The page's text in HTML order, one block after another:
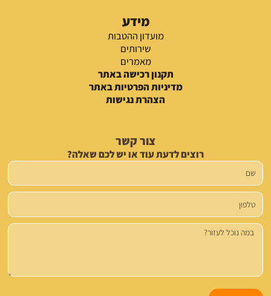
מידע
מועדון ההטבות
שירותים
מאמרים
תקנון רכישה באתר
מדיניות הפרטיות באתר
הצהרת נגישות
צור קשר
רוצים לדעת עוד או יש לכם שאלה?
שם
טלפון
הודעה